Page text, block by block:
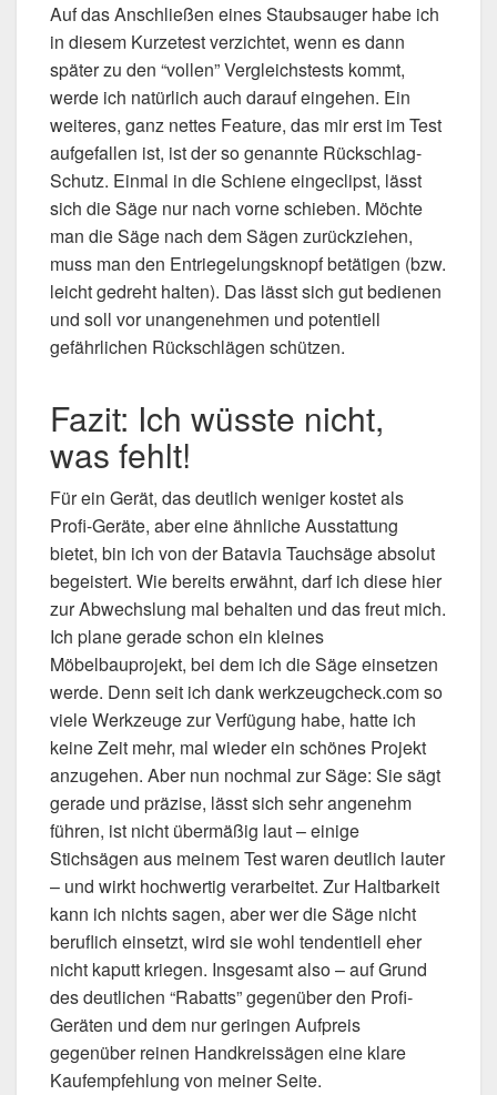
Auf das Anschließen eines Staubsauger habe ich
in diesem Kurzetest verzichtet, wenn es dann
später zu den “vollen” Vergleichstests kommt,
werde ich natürlich auch darauf eingehen. Ein
weiteres, ganz nettes Feature, das mir erst im Test
aufgefallen ist, ist der so genannte Rückschlag-
Schutz. Einmal in die Schiene eingeclipst, lässt
sich die Säge nur nach vorne schieben. Möchte
man die Säge nach dem Sägen zurückziehen,
muss man den Entriegelungsknopf betätigen (bzw.
leicht gedreht halten). Das lässt sich gut bedienen
und soll vor unangenehmen und potentiell
gefährlichen Rückschlägen schützen.
Fazit: Ich wüsste nicht,
was fehlt!
Für ein Gerät, das deutlich weniger kostet als
Profi-Geräte, aber eine ähnliche Ausstattung
bietet, bin ich von der Batavia Tauchsäge absolut
begeistert. Wie bereits erwähnt, darf ich diese hier
zur Abwechslung mal behalten und das freut mich.
Ich plane gerade schon ein kleines
Möbelbauprojekt, bei dem ich die Säge einsetzen
werde. Denn seit ich dank werkzeugcheck.com so
viele Werkzeuge zur Verfügung habe, hatte ich
keine Zeit mehr, mal wieder ein schönes Projekt
anzugehen. Aber nun nochmal zur Säge: Sie sägt
gerade und präzise, lässt sich sehr angenehm
führen, ist nicht übermäßig laut – einige
Stichsägen aus meinem Test waren deutlich lauter
– und wirkt hochwertig verarbeitet. Zur Haltbarkeit
kann ich nichts sagen, aber wer die Säge nicht
beruflich einsetzt, wird sie wohl tendentiell eher
nicht kaputt kriegen. Insgesamt also – auf Grund
des deutlichen “Rabatts” gegenüber den Profi-
Geräten und dem nur geringen Aufpreis
gegenüber reinen Handkreissägen eine klare
Kaufempfehlung von meiner Seite.